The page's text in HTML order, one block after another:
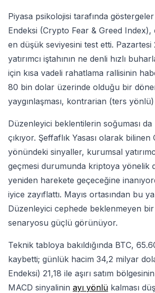
Piyasa psikolojisi tarafında
Endeksi (Crypto Fear & Greed
en düşük seviyesini test etti.
yatırımcı iştahının ne denli hızlı
için kısa vadeli rahatlama rallisinin
80 bin dolar üzerinde olduğu bir
yaygınlaşması, kontrarian (ters
Düzenleyici beklentilerin soğuması
çıkıyor. Şeffaflık Yasası olarak bilinen
yönündeki sinyaller, kurumsal
geçmesi durumunda kriptoya yönelik
yeniden harekete geçeceğine
iyice zayıflattı. Mayıs ortasından bu
Düzenleyici cephede beklenmeyen bir
senaryosu güçlü görünüyor.
Teknik tabloya bakıldığında BTC,
kaybetti; günlük hacim 34,2 milyar
Endeksi) 21,18 ile aşırı satım
MACD sinyalinin ayı yönlü kalması